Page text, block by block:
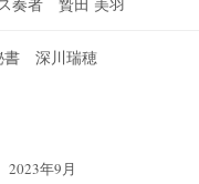
書 深川瑞穂
2023年9月